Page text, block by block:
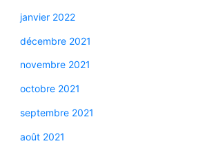
janvier 2022
décembre 2021
novembre 2021
octobre 2021
septembre 2021
août 2021